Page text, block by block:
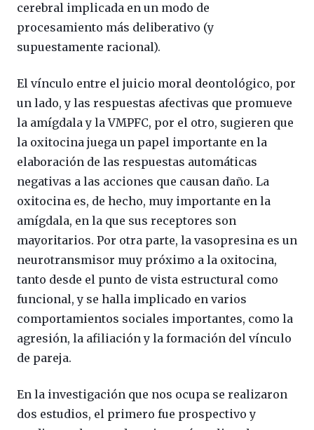
cerebral implicada en un modo de
procesamiento más deliberativo (y
supuestamente racional).
El vínculo entre el juicio moral deontológico, por
un lado, y las respuestas afectivas que promueve
la amígdala y la VMPFC, por el otro, sugieren que
la oxitocina juega un papel importante en la
elaboración de las respuestas automáticas
negativas a las acciones que causan daño. La
oxitocina es, de hecho, muy importante en la
amígdala, en la que sus receptores son
mayoritarios. Por otra parte, la vasopresina es un
neurotransmisor muy próximo a la oxitocina,
tanto desde el punto de vista estructural como
funcional, y se halla implicado en varios
comportamientos sociales importantes, como la
agresión, la afiliación y la formación del vínculo
de pareja.
En la investigación que nos ocupa se realizaron
dos estudios, el primero fue prospectivo y